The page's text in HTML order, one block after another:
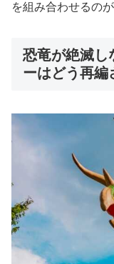
を組み合わせるの
恐竜が絶滅し
ーはどう再編